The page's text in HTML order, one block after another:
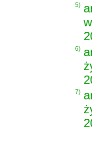
5)
6)
7)